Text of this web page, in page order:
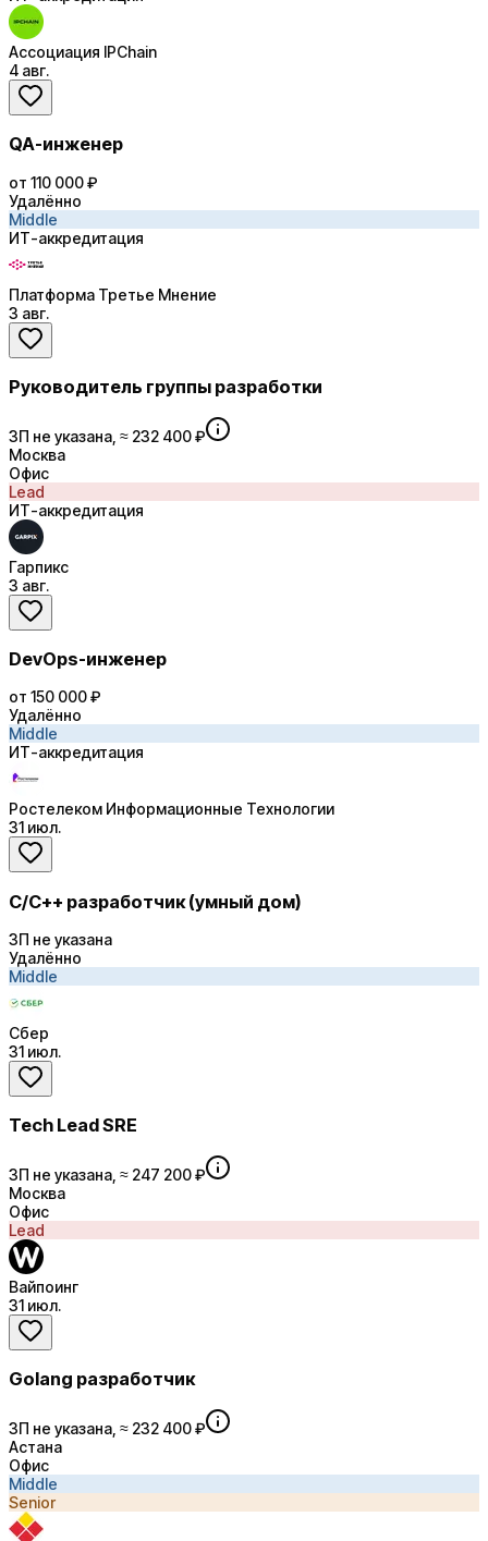
Ассоциация IPChain
4 авг.
QA-инженер
от 110 000 ₽
Удалённо
Middle
ИТ-аккредитация
Платформа Третье Мнение
3 авг.
Руководитель группы разработки
ЗП не указана, ≈ 232 400 ₽
Москва
Офис
Lead
ИТ-аккредитация
Гарпикс
3 авг.
DevOps-инженер
от 150 000 ₽
Удалённо
Middle
ИТ-аккредитация
Ростелеком Информационные Технологии
31 июл.
C/C++ разработчик (умный дом)
ЗП не указана
Удалённо
Middle
Сбер
31 июл.
Tech Lead SRE
ЗП не указана, ≈ 247 200 ₽
Москва
Офис
Lead
Вайпоинг
31 июл.
Golang разработчик
ЗП не указана, ≈ 232 400 ₽
Астана
Офис
Middle
Senior